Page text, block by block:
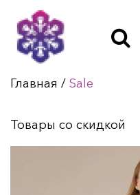
Главная / Sale
Товары со скидкой